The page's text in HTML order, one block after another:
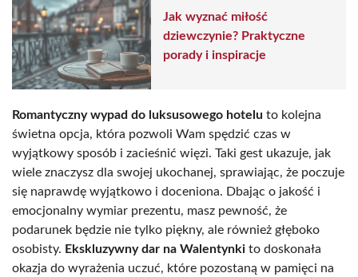
Jak wyznać miłość
dziewczynie? Praktyczne
porady i inspiracje
Romantyczny wypad do luksusowego hotelu to kolejna
świetna opcja, która pozwoli Wam spędzić czas w
wyjątkowy sposób i zacieśnić więzi. Taki gest ukazuje, jak
wiele znaczysz dla swojej ukochanej, sprawiając, że poczuje
się naprawdę wyjątkowo i doceniona. Dbając o jakość i
emocjonalny wymiar prezentu, masz pewność, że
podarunek będzie nie tylko piękny, ale również głęboko
osobisty. Ekskluzywny dar na Walentynki to doskonała
okazja do wyrażenia uczuć, które pozostaną w pamięci na